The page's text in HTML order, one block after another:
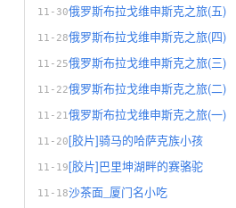
11-30俄罗斯布拉戈维申斯克之旅(五)
11-28俄罗斯布拉戈维申斯克之旅(四)
11-25俄罗斯布拉戈维申斯克之旅(三)
11-22俄罗斯布拉戈维申斯克之旅(二)
11-21 俄罗斯布拉戈维申斯克之旅(一)
11-20[胶片]骑马的哈萨克族小孩
11-19[胶片]巴里坤湖畔的赛骆驼
11-18沙茶面_厦门名小吃